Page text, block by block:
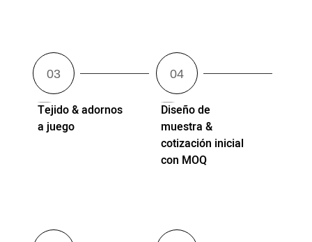
Tejido & adornos
a juego
Diseño de
muestra &
cotización inicial
con MOQ